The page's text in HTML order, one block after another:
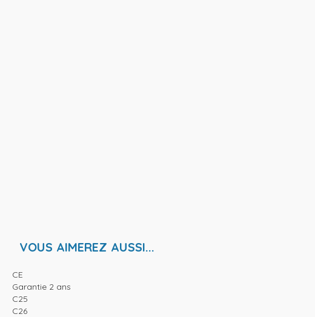
VOUS AIMEREZ AUSSI...
CE
Garantie 2 ans
C25
C26